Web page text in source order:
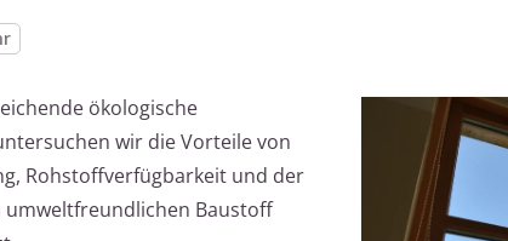
ökologische
wir die Vorteile von
Rohstoffverfügbarkeit und der
umweltfreundlichen Baustoff